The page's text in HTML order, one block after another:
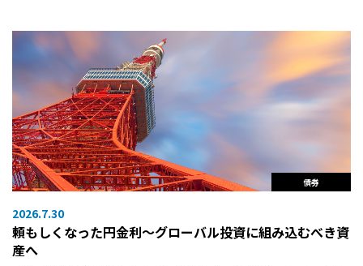
債券
2026.7.30
頼もしくなった円金利〜グローバル投資に組み込むべき資
産へ